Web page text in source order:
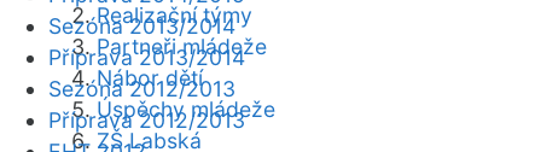
Realizační týmy
Partneři mládeže
Nábor dětí
Úspěchy mládeže
ZŠ Labská
Sezóna 2013/2014
Příprava 2013/2014
Sezóna 2012/2013
Příprava 2012/2013